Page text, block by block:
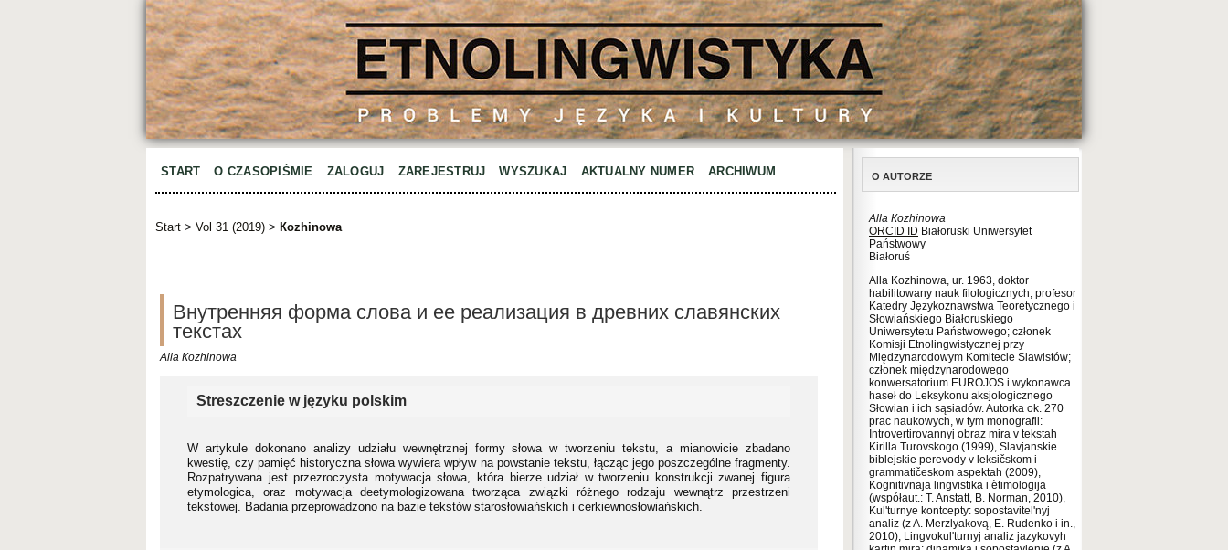
O AUTORZE
Alla Коzhinowa
ORCID ID Białoruski Uniwersytet
Państwowy
Białoruś
Alla Kozhinowa, ur. 1963, doktor
habilitowany nauk filologicznych, profesor
Katedry Językoznawstwa Teoretycznego i
Słowiańskiego Białoruskiego
Uniwersytetu Państwowego; członek
Komisji Etnolingwistycznej przy
Międzynarodowym Komitecie Slawistów;
członek międzynarodowego
konwersatorium EUROJOS i wykonawca
haseł do Leksykonu aksjologicznego
Słowian i ich sąsiadów. Autorka ok. 270
prac naukowych, w tym monografii:
Introvertirovannyj obraz mira v tekstah
Kirilla Turovskogo (1999), Slavjanskie
biblejskie perevody v leksičskom i
grammatičeskom aspektah (2009),
Kognitivnaja lingvistika i ètimologija
(współaut.: T. Anstatt, B. Norman, 2010),
Kul'turnye kontcepty: sopostavitel'nyj
analiz (z A. Merzlyakovą, E. Rudenko i in.,
2010), Lingvokul'turnyj analiz jazykovyh
START O CZASOPIŚMIE ZALOGUJ ZAREJESTRUJ WYSZUKAJ AKTUALNY NUMER ARCHIWUM
Start > Vol 31 (2019) > Коzhinowa
Внутренняя форма слова и ее реализация в древних славянских
текстах
Alla Коzhinowa
Streszczenie w języku polskim
W artykule dokonano analizy udziału wewnętrznej formy słowa w tworzeniu tekstu, a mianowicie zbadano
kwestię, czy pamięć historyczna słowa wywiera wpływ na powstanie tekstu, łącząc jego poszczególne fragmenty.
Rozpatrywana jest przezroczysta motywacja słowa, która bierze udział w tworzeniu konstrukcji zwanej figura
etymologica, oraz motywacja deetymologizowana tworząca związki różnego rodzaju wewnątrz przestrzeni
tekstowej. Badania przeprowadzono na bazie tekstów starosłowiańskich i cerkiewnosłowiańskich.